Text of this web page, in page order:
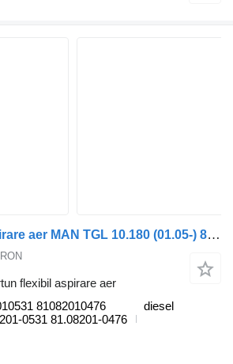
Furtun flexibil aspirare aer MAN TGL 10.180 (01.05-) 81082010554 pentru cap tractor MAN TGL, TGM, TGS, TGX (2005-2021)
flexibil aspirare aer
81082010476
0531 81.08201-0476
diesel